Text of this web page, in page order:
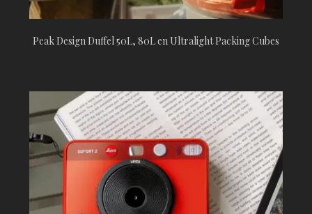
Peak Design Duffel 50L, 80L en Ultralight Packing Cubes